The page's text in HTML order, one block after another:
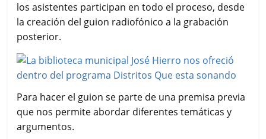
los asistentes participan en todo el proceso, desde
la creación del guion radiofónico a la grabación
posterior.
Para hacer el guion se parte de una premisa previa
que nos permite abordar diferentes temáticas y
argumentos.